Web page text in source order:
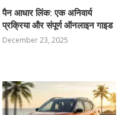
पैन आधार लिंक: एक अनिवार्य
प्रक्रिया और संपूर्ण ऑनलाइन गाइड
December 23, 2025